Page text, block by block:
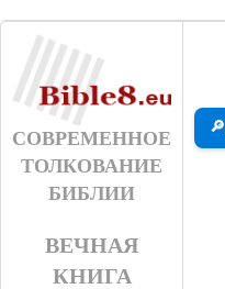
СОВРЕМЕННОЕ
ТОЛКОВАНИЕ
БИБЛИИ
ВЕЧНАЯ
КНИГА
🔎